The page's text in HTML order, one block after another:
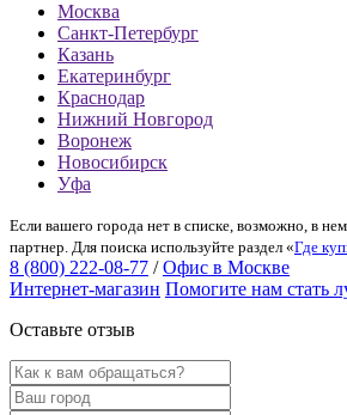
Москва
Санкт-Петербург
Казань
Екатеринбург
Краснодар
Нижний Новгород
Воронеж
Новосибирск
Уфа
Если вашего города нет в списке, возможно, в
партнер. Для поиска используйте раздел «Где
8 (800) 222-08-77 / Офис в Москве
Интернет-магазин Помогите нам стать
Оставьте отзыв